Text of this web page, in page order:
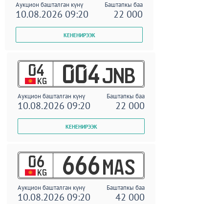
Аукцион башталган күнү Баштапкы баа
10.08.2026 09:20 22 000
04
KG 004 JNB
Аукцион башталган күнү Баштапкы баа
10.08.2026 09:20 22 000
06
KG 666 MAS
Аукцион башталган күнү Баштапкы баа
10.08.2026 09:20 42 000